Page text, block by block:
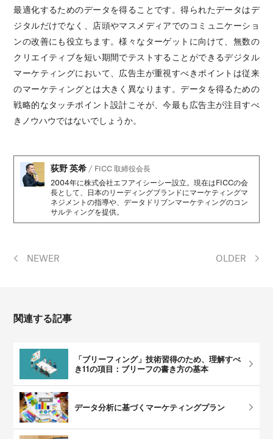
最適化するためのデータを得ることです。得られたデータはデ
ジタルだけでなく、店頭やマスメディアでのコミュニケーショ
ンの改善にも役立ちます。様々なターゲットに向けて、無数の
クリエイティブを短い期間でテストすることができるデジタル
マーケティングにおいて、広告主が重視すべきポイントは従来
のマーケティングとは大きく異なります。データを得るための
戦略的なタッチポイント設計こそが、今最も広告主が注目すべ
きノウハウではないでしょうか。
荻野 英希 / FICC 取締役会長
2004年に株式会社エフアイシーシー設立。現在はFICCの会
長として、日本のリーディングブランドにマーケティングマ
ネジメントの指導や、データドリブンマーケティングのコン
サルティングを提供。
NEWER OLDER
関連する記事
「ブリーフィング」技術習得のため、理解すべ
き11の項目：ブリーフの書き方の基本
データ分析に基づくマーケティングプラン